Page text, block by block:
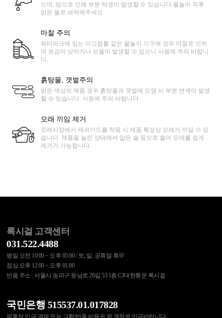
으며, 땀으로 인해 부분 탁생이 발생할 수 있습니다.물놀이 직후
맑은 물로 세탁해주세요.
마찰 주의
워터파크에 있는 미끄럼틀 같은 물놀이 기구에 경우 마찰로 인하
여 옷감이 상하거나 보풀이 발생할 수 있으니 사용에 주의 바랍니
다.
흙탕물, 갯벌주의
밝은 색상의 제품 경우 흙탕물과 갯벌에 오염 시 부분 변색이 발생
할 수 있습니다. 사용에 주의 바랍니다.
모래 끼임 제거
모래사장에서 래쉬가드를 착용 시 제품 특성상 모래가 끼일 수 있
습니다. 제품을 늘린 상태에서 얇은 솔 등으로 쓸어 모래를 쉽게
제거가 가능합니다.
록시걸 고객센터
031.522.4488
평일 오전 10:00 ~ 오후 05:00 / 토, 일, 공휴일 휴무
점심 오후 12:00 ~ 오후 01:00
반품 주소 : 서울시 송파구 동남로 20길 53 1층 CJ대한통운 록시걸
국민은행 515537.01.017828
무통장 입금 결제 또는 교환/반품 비용은 위 계좌로 입금바랍니다.